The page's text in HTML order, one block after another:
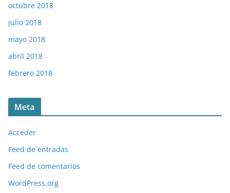
octubre 2018
julio 2018
mayo 2018
abril 2018
febrero 2018
Meta
Acceder
Feed de entradas
Feed de comentarios
WordPress.org